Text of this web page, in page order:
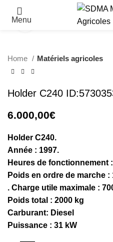
Menu Click to enlarge
Home Matériels agricoles
Holder C240
6.000,00€
Holder C240.
Année : 1997.
Heures de fonctionnement
Poids en ordre de marche :
. Charge utile maximale :
Poids total : 2000 kg
Carburant: Diesel
Puissance : 31 kW